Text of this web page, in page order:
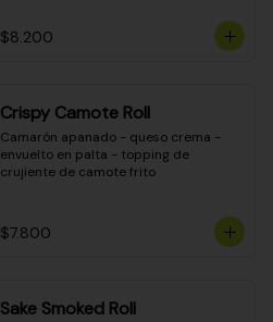
$8.200
Crispy Camote Roll
Camarón apanado - queso crema -
envuelto en palta - topping de
crujiente de camote frito
$7.800
Sake Smoked Roll